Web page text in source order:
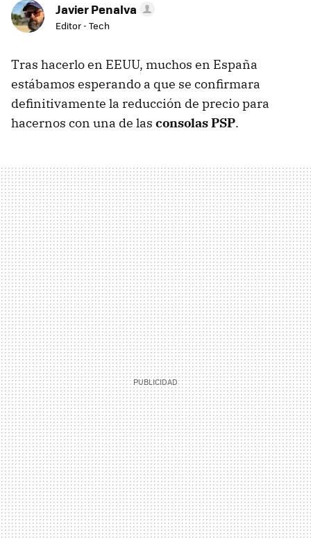
Javier Penalva
Editor - Tech
Tras hacerlo en EEUU, muchos en España
estábamos esperando a que se confirmara
definitivamente la reducción de precio para
hacernos con una de las consolas PSP.